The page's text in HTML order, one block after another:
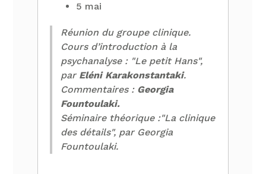
5 mai
Réunion du groupe clinique.
Cours d’introduction à la
psychanalyse : "Le petit Hans",
par Eléni Karakonstantaki.
Commentaires : Georgia
Fountoulaki.
Séminaire théorique :"La clinique
des détails", par Georgia
Fountoulaki.